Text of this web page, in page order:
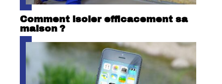
Comment isoler efficacement sa
maison ?